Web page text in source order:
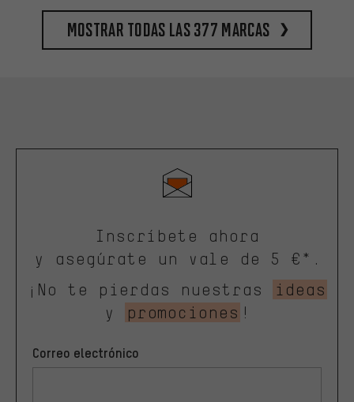
Mostrar todas las 377 marcas
Inscríbete ahora
y asegúrate un vale de 5 €*.
¡No te pierdas nuestras
ideas
y
promociones !
Correo electrónico